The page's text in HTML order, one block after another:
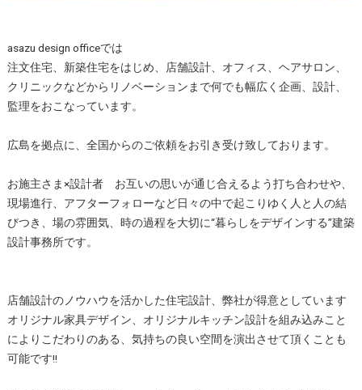
asazu design officeでは
注文住宅、新築住宅をはじめ、店舗設計、オフィス、ヘアサロン、
クリニックなどからリノベーションまで何でも幅広く企画、設計、
監理をおこなっています。
広島を拠点に、全国からのご依頼をお引き受け致しております。
お施主さま×設計者 お互いの思いが通じ合えるよう打ち合わせや、
現場進行、アフターフォローなど日々の中で起こりゆく人と人の結
びつき、場の雰囲気、時の過程を大切に“暮らしをデザインする”建築
設計事務所です。
店舗設計のノウハウを活かした住宅設計、弊社が得意としています
オリジナル家具デザイン、オリジナルキッチン設計を組み込みこと
によりこだわりのある、気持ちの良い空間を演出させて頂くことも
可能です!!